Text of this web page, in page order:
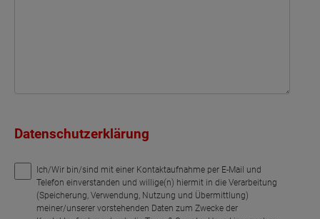
Datenschutzerklärung
Ich/Wir bin/sind mit einer Kontaktaufnahme per E-Mail und
Telefon einverstanden und willige(n) hiermit in die Verarbeitung
(Speicherung, Verwendung, Nutzung und Übermittlung)
meiner/unserer vorstehenden Daten zum Zwecke der